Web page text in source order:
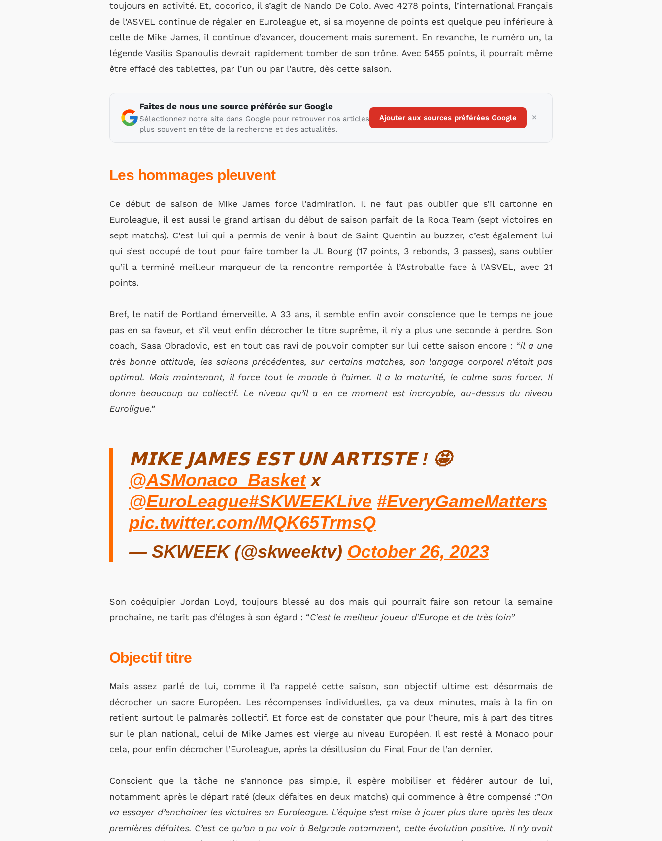
toujours en activité. Et, cocorico, il s’agit de Nando De Colo. Avec 4278 points, l’international Français
de l’ASVEL continue de régaler en Euroleague et, si sa moyenne de points est quelque peu inférieure à
celle de Mike James, il continue d’avancer, doucement mais surement. En revanche, le numéro un, la
légende Vasilis Spanoulis devrait rapidement tomber de son trône. Avec 5455 points, il pourrait même
être effacé des tablettes, par l’un ou par l’autre, dès cette saison.
Faites de nous une source préférée sur Google
Sélectionnez notre site dans Google pour retrouver nos articles
plus souvent en tête de la recherche et des actualités.
Ajouter aux sources préférées Google
Les hommages pleuvent
Ce début de saison de Mike James force l’admiration. Il ne faut pas oublier que s’il cartonne en
Euroleague, il est aussi le grand artisan du début de saison parfait de la Roca Team (sept victoires en
sept matchs). C’est lui qui a permis de venir à bout de Saint Quentin au buzzer, c’est également lui
qui s’est occupé de tout pour faire tomber la JL Bourg (17 points, 3 rebonds, 3 passes), sans oublier
qu’il a terminé meilleur marqueur de la rencontre remportée à l’Astroballe face à l’ASVEL, avec 21
points.
Bref, le natif de Portland émerveille. A 33 ans, il semble enfin avoir conscience que le temps ne joue
pas en sa faveur, et s’il veut enfin décrocher le titre suprême, il n’y a plus une seconde à perdre. Son
coach, Sasa Obradovic, est en tout cas ravi de pouvoir compter sur lui cette saison encore : “ila une
très bonne attitude, les saisons précédentes, sur certains matches, son langage corporel n’était pas
optimal. Mais maintenant, il force tout le monde à l’aimer. Il a la maturité, le calme sans forcer. Il
donne beaucoup au collectif. Le niveau qu’il a en ce moment est incroyable, au-dessus du niveau
Euroligue.”
𝗠𝗜𝗞𝗘 𝗝𝗔𝗠𝗘𝗦 𝗘𝗦𝗧 𝗨𝗡 𝗔𝗥𝗧𝗜𝗦𝗧𝗘 ! 🤩
@ASMonaco_Basketx
@EuroLeague#SKWEEKLive #EveryGameMatters
pic.twitter.com/MQK65TrmsQ
— SKWEEK (@skweektv) October 26, 2023
Son coéquipier Jordan Loyd, toujours blessé au dos mais qui pourrait faire son retour la semaine
prochaine, ne tarit pas d’éloges à son égard : “C’est le meilleur joueur d’Europe et de très loin”
Objectif titre
Mais assez parlé de lui, comme il l’a rappelé cette saison, son objectif ultime est désormais de
décrocher un sacre Européen. Les récompenses individuelles, ça va deux minutes, mais à la fin on
retient surtout le palmarès collectif. Et force est de constater que pour l’heure, mis à part des titres
sur le plan national, celui de Mike James est vierge au niveau Européen. Il est resté à Monaco pour
cela, pour enfin décrocher l’Euroleague, après la désillusion du Final Four de l’an dernier.
Conscient que la tâche ne s’annonce pas simple, il espère mobiliser et fédérer autour de lui,
notamment après le départ raté (deux défaites en deux matchs) qui commence à être compensé :”On
va essayer d’enchainer les victoires en Euroleague. L’équipe s’est mise à jouer plus dure après les deux
premières défaites. C’est ce qu’on a pu voir à Belgrade notamment, cette évolution positive. Il n’y avait